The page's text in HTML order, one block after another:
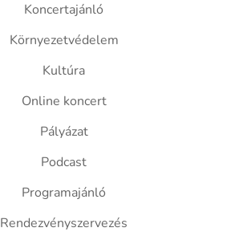
Koncertajánló
Környezetvédelem
Kultúra
Online koncert
Pályázat
Podcast
Programajánló
Rendezvényszervezés